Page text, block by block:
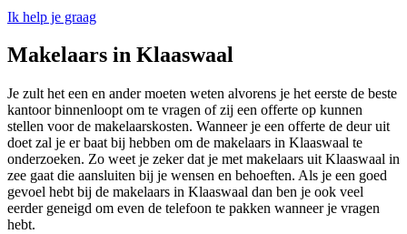
Ik help je graag
Makelaars in Klaaswaal
Je zult het een en ander moeten weten alvorens je het eerste de beste
kantoor binnenloopt om te vragen of zij een offerte op kunnen
stellen voor de makelaarskosten. Wanneer je een offerte de deur uit
doet zal je er baat bij hebben om de makelaars in Klaaswaal te
onderzoeken. Zo weet je zeker dat je met makelaars uit Klaaswaal in
zee gaat die aansluiten bij je wensen en behoeften. Als je een goed
gevoel hebt bij de makelaars in Klaaswaal dan ben je ook veel
eerder geneigd om even de telefoon te pakken wanneer je vragen
hebt.